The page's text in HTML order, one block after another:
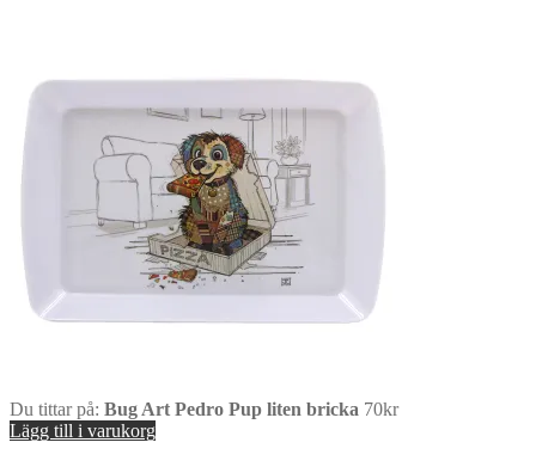
Du tittar på: Bug Art Pedro Pup liten bricka 70kr
Lägg till i varukorg